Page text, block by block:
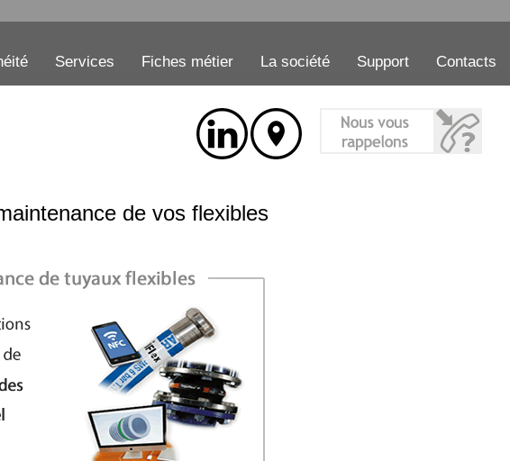
Services Fiches métier La société Support Contacts
de vos flexibles